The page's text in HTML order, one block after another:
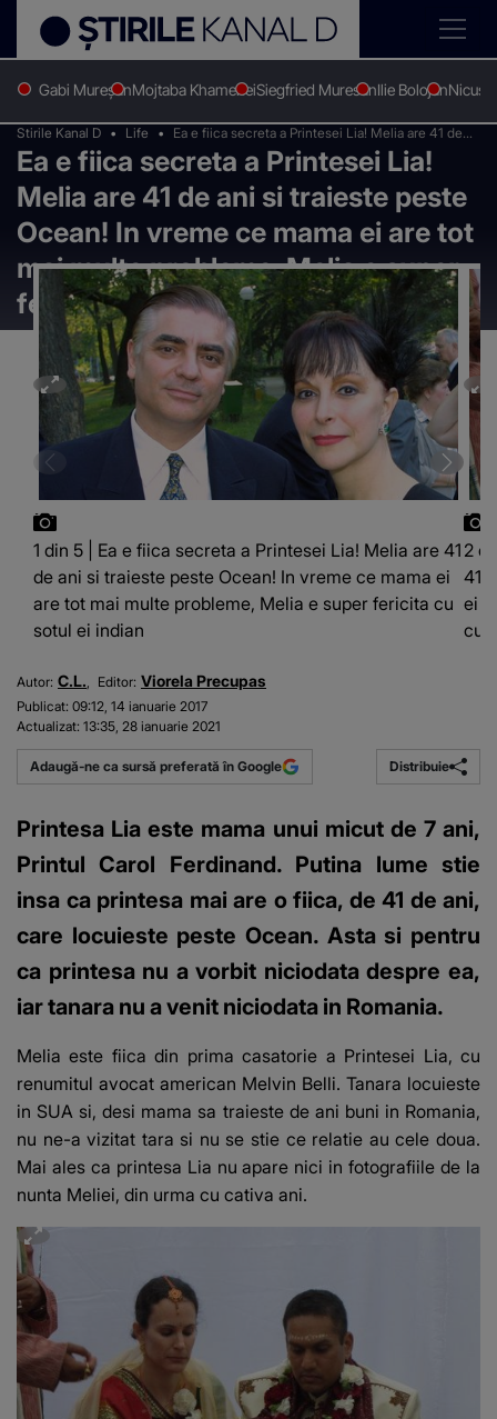
Gabi MureșanMojtaba KhameneiSiegfried MuresanIlie Bolojan
Stirile Kanal D Life
Ea e fiica secreta a Printesei Lia! Melia are 41 de
ani si traieste peste Ocean! In vreme ce mama ei
are tot mai multe probleme, Melia e super fericita
cu sotul ei indian
Ea e fiica secreta a Printesei Lia!
Melia are 41 de ani si traieste peste
Ocean! In vreme ce mama ei are tot
mai multe probleme, Melia e super
fericita cu sotul ei indian
1 din 5 | Ea e fiica secreta a Printesei Lia! Melia are 41
de ani si traieste peste Ocean! In vreme ce mama ei
are tot mai multe probleme, Melia e super fericita cu
sotul ei indian
2
41
ei
cu
Autor: C.L. Editor: Viorela Precupas
Publicat: 09:12, 14 ianuarie 2017
Actualizat: 13:35, 28 ianuarie 2021
Adaugă-ne ca sursă preferată în Google Distribuie
Printesa Lia este mama unui micut de 7 ani,
Printul Carol Ferdinand. Putina lume stie
insa ca printesa mai are o fiica, de 41 de ani,
care locuieste peste Ocean. Asta si pentru
ca printesa nu a vorbit niciodata despre ea,
iar tanara nu a venit niciodata in Romania.
Melia este fiica din prima casatorie a Printesei Lia, cu
renumitul avocat american Melvin Belli. Tanara locuieste
in SUA si, desi mama sa traieste de ani buni in Romania,
nu ne-a vizitat tara si nu se stie ce relatie au cele doua.
Mai ales ca printesa Lia nu apare nici in fotografiile de la
nunta Meliei, din urma cu cativa ani.